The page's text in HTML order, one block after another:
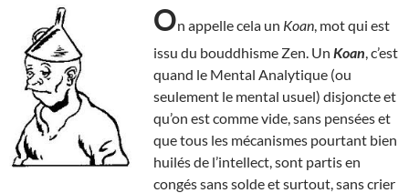
On appelle cela un Koan , mot qui est
issu du bouddhisme Zen. Un Koan , c’est
quand le Mental Analytique (ou
seulement le mental usuel) disjoncte et
qu’on est comme vide, sans pensées et
que tous les mécanismes pourtant bien
huilés de l’intellect, sont partis en
congés sans solde et surtout, sans crier